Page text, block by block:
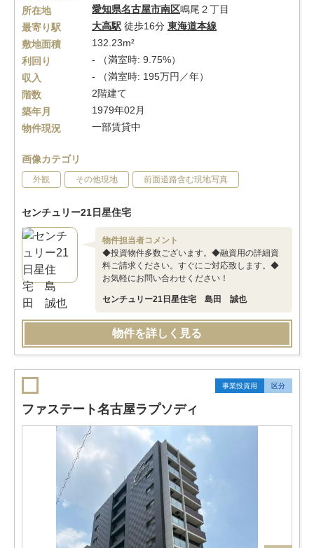
所在地 愛知県名古屋市南区鳴尾２丁目
最寄り駅
大高駅 徒歩16分 東海道本線
敷地面積
132.23m²
利回り
- （満室時: 9.75%）
収入
- （満室時: 195万円／年）
階数
2階建て
築年月
1979年02月
物件現況
一部賃貸中
画像カテゴリ
外観 その他現地 前面道路含む現地写真
センチュリー21日星住宅
物件担当者コメント
◆投資物件多数ございます。◆融資用の詳細資
料ご請求ください。すぐにご対応致します。◆
お気軽にお問い合わせください！
センチュリー21日星住宅 島田 誠也
物件を詳しく見る
事業投資用 区分
ファステート名古屋ラプソディ